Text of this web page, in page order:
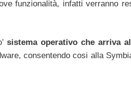
funzionalità, infatti verranno
sistema operativo che arriva
consentendo cosi alla